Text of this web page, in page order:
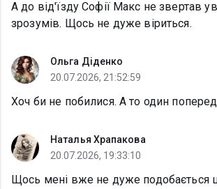
А до від'їзду Софії Макс не звертав
зрозумів. Щось не дуже віриться.
Ольга Діденко
20.07.2026, 21:52:59
Хоч би не побилися. А то один
Наталья Храпакова
20.07.2026, 19:33:10
Щось мені вже не дуже подобається